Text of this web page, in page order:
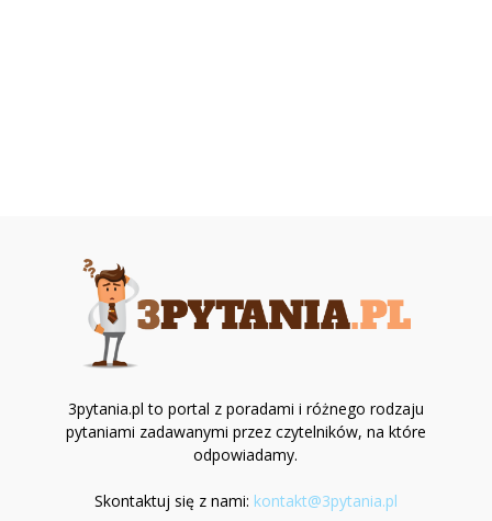
3pytania.pl to portal z poradami i różnego rodzaju
pytaniami zadawanymi przez czytelników, na które
odpowiadamy.
Skontaktuj się z nami: kontakt@3pytania.pl